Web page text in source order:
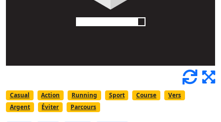
Casual Action Running Sport Course
Vers
Argent
Éviter Parcours